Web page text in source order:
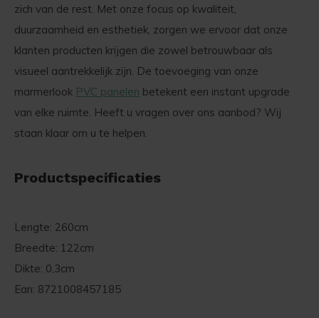
zich van de rest. Met onze focus op kwaliteit,
duurzaamheid en esthetiek, zorgen we ervoor dat onze
klanten producten krijgen die zowel betrouwbaar als
visueel aantrekkelijk zijn. De toevoeging van onze
marmerlook PVC panelen betekent een instant upgrade
van elke ruimte. Heeft u vragen over ons aanbod? Wij
staan klaar om u te helpen.
Productspecificaties
Lengte: 260cm
Breedte: 122cm
Dikte: 0,3cm
Ean: 8721008457185